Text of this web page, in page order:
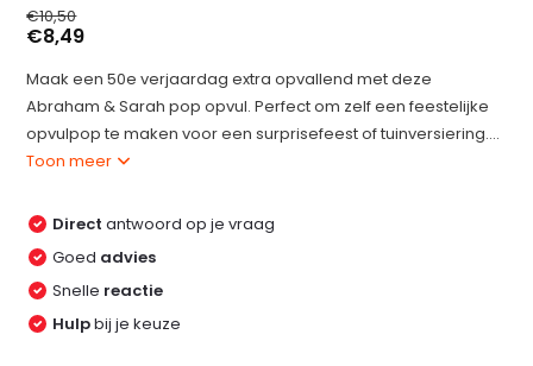
€10,50
€8,49
Maak een 50e verjaardag extra opvallend met deze
Abraham & Sarah pop opvul. Perfect om zelf een feestelijke
opvulpop te maken voor een surprisefeest of tuinversiering....
Toon meer
Direct antwoord op je vraag
Goed advies
Snelle reactie
Hulpbij je keuze